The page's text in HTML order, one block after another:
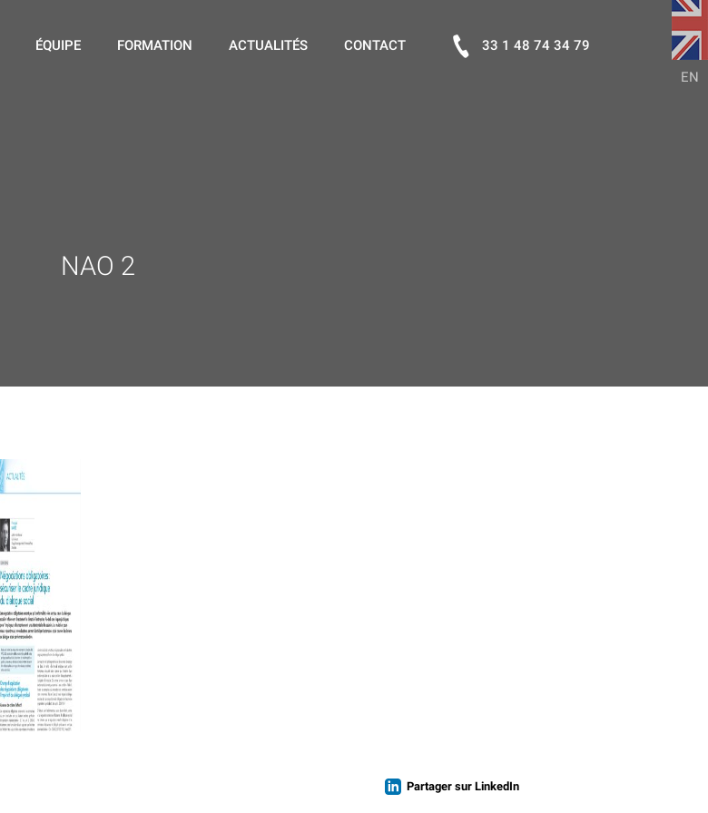
ÉQUIPE FORMATION ACTUALITÉS
CONTACT
EN
33 1 48 74 34 79
NAO 2
Partager sur LinkedIn